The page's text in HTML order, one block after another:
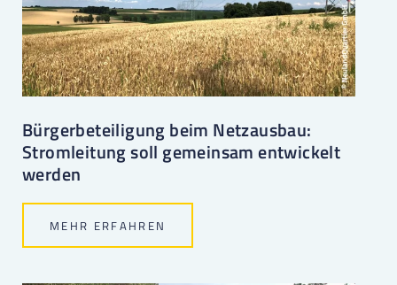
Bürgerbeteiligung beim Netzausbau:
Stromleitung soll gemeinsam entwickelt
werden
MEHR ERFAHREN